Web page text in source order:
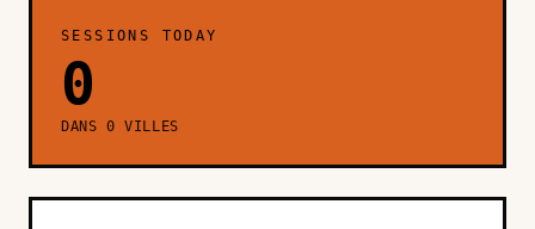
SESSIONS TODAY
0
DANS 0 VILLES